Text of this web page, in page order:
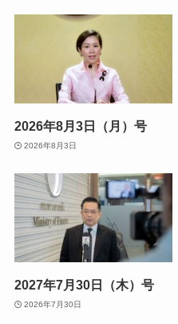
2026年8月3日（月）号
2026年8月3日
2027年7月30日（木）号
2026年7月30日